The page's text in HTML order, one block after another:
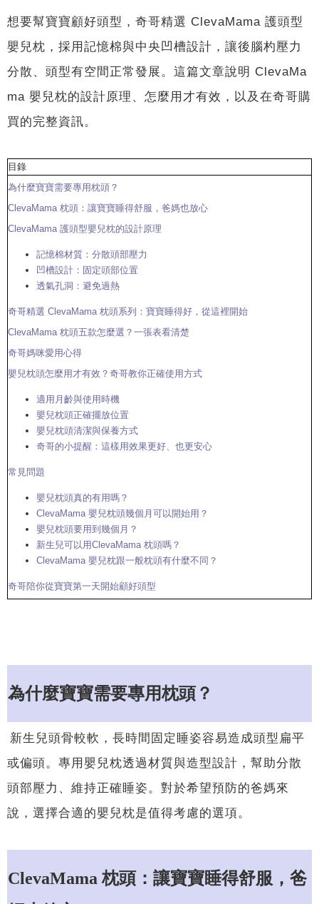
想要幫寶寶顧好頭型，奇哥精選 ClevaMama 護頭型
嬰兒枕，採用記憶棉與中央凹槽設計，讓後腦杓壓力
分散、頭型有空間正常發展。這篇文章說明 ClevaMa
ma 嬰兒枕的設計原理、怎麼用才有效，以及在奇哥購
買的完整資訊。
目錄
為什麼寶寶需要專用枕頭？
ClevaMama 枕頭：讓寶寶睡得舒服，爸媽也放心
ClevaMama 護頭型嬰兒枕的設計原理
記憶棉材質：分散頭部壓力
凹槽設計：固定頭部位置
透氣孔洞：避免過熱
奇哥精選 ClevaMama 枕頭系列：寶寶睡得好，從這裡開始
ClevaMama 枕頭五款怎麼選？一張表看清楚
奇哥媽咪愛用心得
嬰兒枕頭怎麼用才有效？奇哥教你正確使用方式
適用月齡與使用時機
嬰兒枕頭正確擺放位置
嬰兒枕頭清潔與保養方式
奇哥的小提醒：這樣用效果更好、也更安心
常見問題
嬰兒枕頭真的有用嗎？
ClevaMama 嬰兒枕頭幾個月可以開始用？
嬰兒枕頭要用到幾個月？
新生兒可以用ClevaMama 枕頭嗎？
ClevaMama 嬰兒枕跟一般枕頭有什麼不同？
奇哥陪你從寶寶第一天開始顧好頭型
為什麼寶寶需要專用枕頭？
新生兒頭骨較軟，長時間固定睡姿容易造成頭型扁平
或偏頭。專用嬰兒枕透過材質與造型設計，幫助分散
頭部壓力、維持正確睡姿。對於希望預防的爸媽來
說，選擇合適的嬰兒枕是值得考慮的選項。
ClevaMama 枕頭：讓寶寶睡得舒服，爸